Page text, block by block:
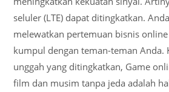
seluler (LTE) dapat ditingkatkan.
melewatkan pertemuan bisnis
kumpul dengan teman-teman Anda.
unggah yang ditingkatkan, Game
film dan musim tanpa jeda adalah